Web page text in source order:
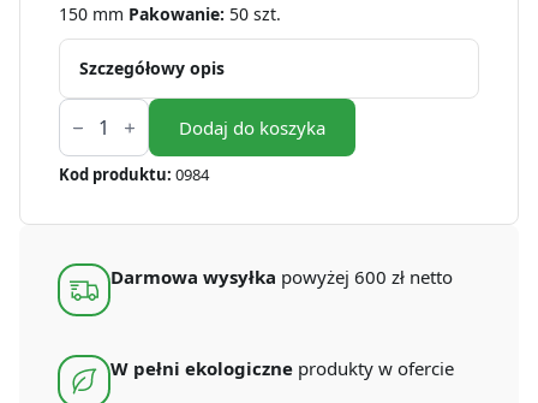
150 mm Pakowanie: 50 szt.
Szczegółowy opis
ilość
Pokrywki
do
miski
na
PP
mm
(50
szt.)
Dodaj do koszyka
Kod produktu: 0984
Darmowa wysyłka powyżej 600 zł netto
W pełni ekologiczne produkty w ofercie